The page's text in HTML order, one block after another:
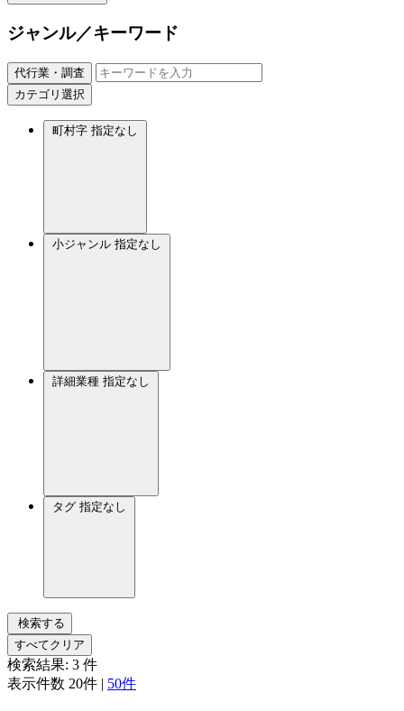
ジャンル／キーワード
代行業・調査
カテゴリ選択
町村字 指定なし
小ジャンル 指定なし
詳細業種 指定なし
タグ 指定なし
検索する
すべてクリア
検索結果: 3 件
表示件数 20件 | 50件